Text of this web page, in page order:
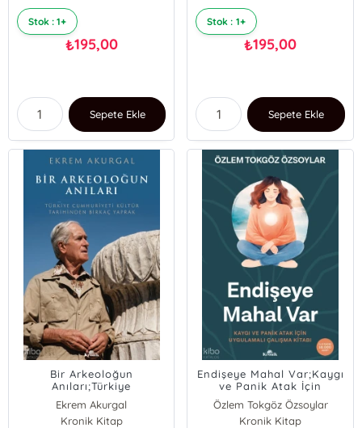
Stok : 1+
₺195,00
Sepete Ekle
Stok : 1+
₺195,00
Sepete Ekle
Bir Arkeoloğun
Anıları;Türkiye
Cumhuriyeti Kültür
Tarihinden Birkaç Yaprak
Ekrem Akurgal
Kronik Kitap
Endişeye Mahal Var;Kaygı
ve Panik Atak İçin
Uygulamalı Çalışma
Kitabı
Özlem Tokgöz Özsoylar
Kronik Kitap